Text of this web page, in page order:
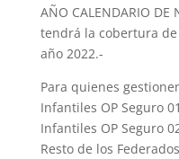
AÑO CALENDARIO
tendrá la cobertura
año 2022.-
Para quienes
Infantiles OP Seguro
Infantiles OP Seguro
Resto de los